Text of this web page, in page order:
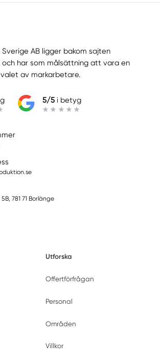
AB ligger bakom sajten
och har som målsättning att vara en
av markarbetare.
5/5i betyg
781 71 Borlänge
Utforska
Offertförfrågan
Personal
Områden
Villkor